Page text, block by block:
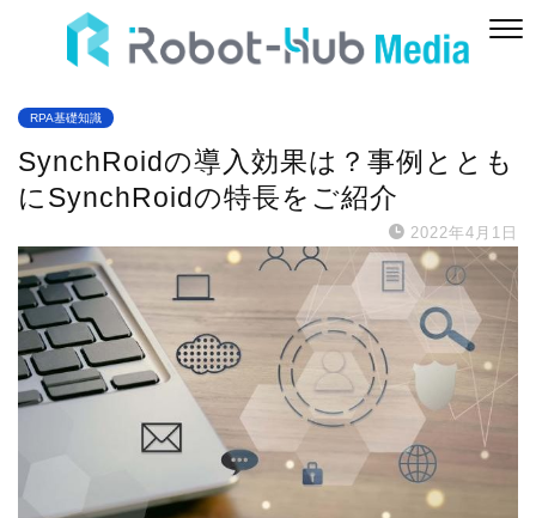
RPA基礎知識
SynchRoidの導入効果は？事例ととも
にSynchRoidの特長をご紹介
2022年4月1日